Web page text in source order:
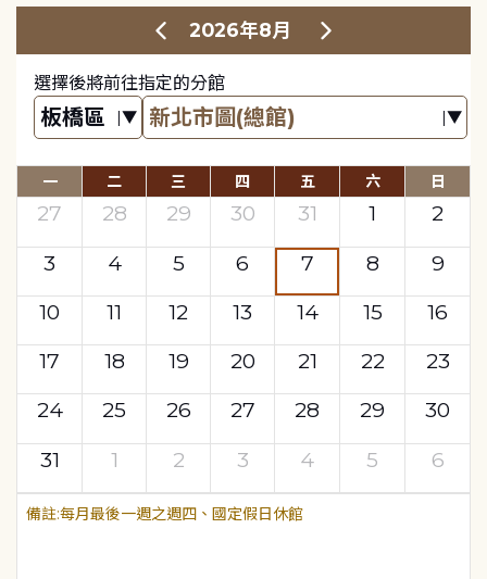
2026年8月
選擇後將前往指定的分館
一 二 三 四 五 六 日
27 28 29 30 31 1
2
3
4 5 6 7 8
9
10
11 12 13 14 15
16
17
18 19 20 21 22
23
24
25 26 27 28 29
30
31
1 2 3 4 5 6
每月最後一週之週四、國定假日休館